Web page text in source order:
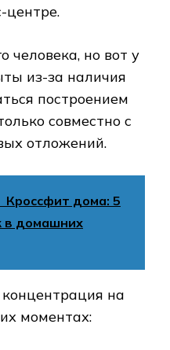
центре.
но вот у
из-за наличия
построением
совместно с
отложений.
Кроссфит дома: 5
в домашних
на
моментах: